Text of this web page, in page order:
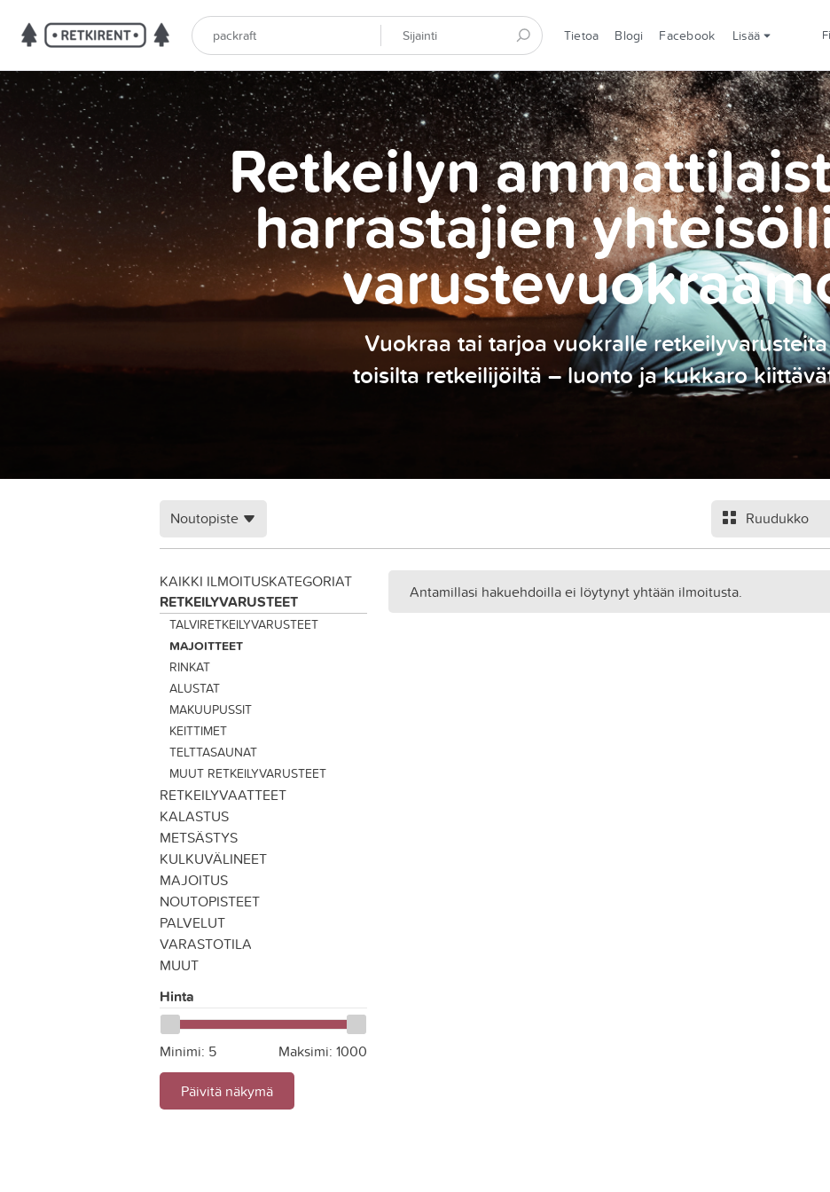
Tietoa Blogi Facebook Lisää fi
Retkeilyn
harrastajien
Vuokraa tai tarjoa vuokralle retkeilyvarusteita
toisilta retkeilijöiltä – luonto ja kukkaro
Ruudukko
Noutopiste
KAIKKI ILMOITUSKATEGORIAT
RETKEILYVARUSTEET
TALVIRETKEILYVARUSTEET
MAJOITTEET
RINKAT
ALUSTAT
MAKUUPUSSIT
KEITTIMET
TELTTASAUNAT
MUUT RETKEILYVARUSTEET
RETKEILYVAATTEET
KALASTUS
METSÄSTYS
KULKUVÄLINEET
MAJOITUS
NOUTOPISTEET
PALVELUT
VARASTOTILA
MUUT
Hinta
Minimi: 5 Maksimi: 1000
Päivitä näkymä
Antamillasi hakuehdoilla ei löytynyt yhtään ilmoitusta.